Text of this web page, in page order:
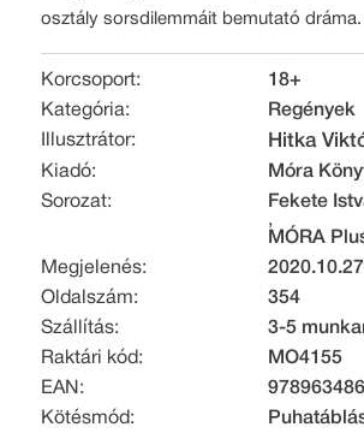
osztály sorsdilemmáit bemutató dráma.
Korcsoport:
18+
Kategória:
Regények
Illusztrátor:
Hitka
Kiadó:
Móra
Sorozat:
Fekete
,
MÓRA
Megjelenés:
Oldalszám:
354
Szállítás:
3-5
Raktári kód:
MO4155
EAN:
Kötésmód: